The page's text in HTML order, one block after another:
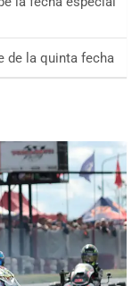
de la quinta fecha